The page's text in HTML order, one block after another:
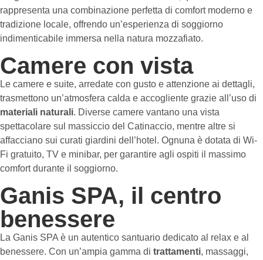
rappresenta una combinazione perfetta di comfort moderno e
tradizione locale, offrendo un’esperienza di soggiorno
indimenticabile immersa nella natura mozzafiato.
Camere con vista
Le camere e suite, arredate con gusto e attenzione ai dettagli,
trasmettono un’atmosfera calda e accogliente grazie all’uso di
materiali naturali. Diverse camere vantano una vista
spettacolare sul massiccio del Catinaccio, mentre altre si
affacciano sui curati giardini dell’hotel. Ognuna è dotata di Wi-
Fi gratuito, TV e minibar, per garantire agli ospiti il massimo
comfort durante il soggiorno.
Ganis SPA, il centro
benessere
La Ganis SPA è un autentico santuario dedicato al relax e al
benessere. Con un’ampia gamma di trattamenti, massaggi,